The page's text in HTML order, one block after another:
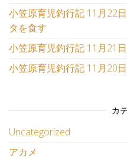
小笠原育児釣行記 11月22
タを食す
小笠原育児釣行記 11月21
小笠原育児釣行記 11月20
カ
Uncategorized
アカメ